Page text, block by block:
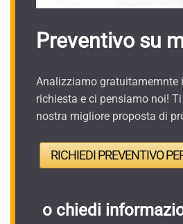
Preventivo su
Analizziamo gratuitamemnte
richiesta e ci pensiamo noi!
nostra migliore proposta di
RICHIEDI PREVENTIVO
o chiedi